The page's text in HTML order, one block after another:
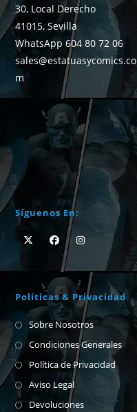
30, Local Derecho
41015, Sevilla
WhatsApp 604 80 72 06
sales@estatuasycomics.co
m
Síguenos En:
Políticas & Privacidad
Sobre Nosotros
Condiciones Generales
Política de Privacidad
Aviso Legal
Devoluciones